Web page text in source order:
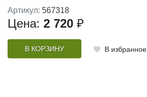
Артикул: 567318
Цена: 2 720 ₽
В КОРЗИНУ В избранное